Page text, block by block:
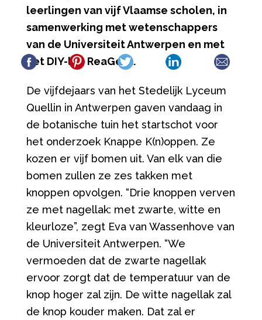
leerlingen van vijf Vlaamse scholen, in
samenwerking met wetenschappers
van de Universiteit Antwerpen en met
het DIY-lab ReaGent.
De vijfdejaars van het Stedelijk Lyceum
Quellin in Antwerpen gaven vandaag in
de botanische tuin het startschot voor
het onderzoek Knappe K(n)oppen. Ze
kozen er vijf bomen uit. Van elk van die
bomen zullen ze zes takken met
knoppen opvolgen. “Drie knoppen verven
ze met nagellak: met zwarte, witte en
kleurloze”, zegt Eva van Wassenhove van
de Universiteit Antwerpen. “We
vermoeden dat de zwarte nagellak
ervoor zorgt dat de temperatuur van de
knop hoger zal zijn. De witte nagellak zal
de knop kouder maken. Dat zal er